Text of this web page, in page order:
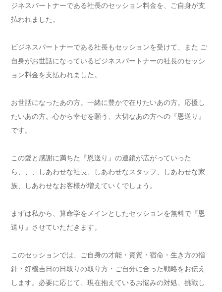
ジネスパートナーである社長のセッション料金を、ご自身が支
払われました。
ビジネスパートナーである社長もセッションを受けて、また ご
自身がお世話になっているビジネスパートナーの社長のセッシ
ョン料金を支払われました。
お世話になったあの方。一緒に豊かで在りたいあの方。応援し
たいあの方。心から幸せを願う、大切なあの方への『恩送り』
です。
この愛と感謝に満ちた『恩送り』の連鎖が広がっていった
ら、、、しあわせな社長、しあわせなスタッフ、しあわせな家
族、しあわせなお客様が増えていくでしょう。
まずは私から、算命学をメインとしたセッションを無料で『恩
送り』させていただきます。
このセッションでは、ご自身の才能・資質・宿命・生き方の指
針・好機吉日の日取りの取り方・ご自分に合った戦略をお伝え
します。必要に応じて、現在抱えているお悩みの対処、挑戦し